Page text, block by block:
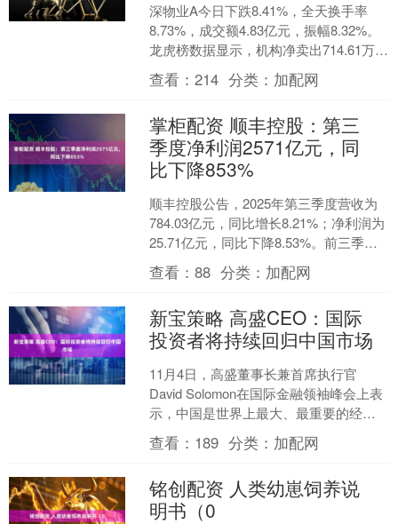
深物业A今日下跌8.41%，全天换手率
8.73%，成交额4.83亿元，振幅8.32%。
龙虎榜数据显示，机构净卖出714.61万
元，深股通净卖出119.90万元，....
查看：214 分类： 加配网
掌柜配资 顺丰控股：第三
季度净利润2571亿元，同
比下降853%
顺丰控股公告，2025年第三季度营收为
784.03亿元，同比增长8.21%；净利润为
25.71亿元，同比下降8.53%。前三季度
营收为2252.61亿元，同比增....
查看：88 分类： 加配网
新宝策略 高盛CEO：国际
投资者将持续回归中国市场
11月4日，高盛董事长兼首席执行官
David Solomon在国际金融领袖峰会上表
示，中国是世界上最大、最重要的经济
体之一，全球资本配置者在几乎任何环
境下都会继....
查看： 189 分类： 加配网
铭创配资 人类幼崽饲养说
明书（0